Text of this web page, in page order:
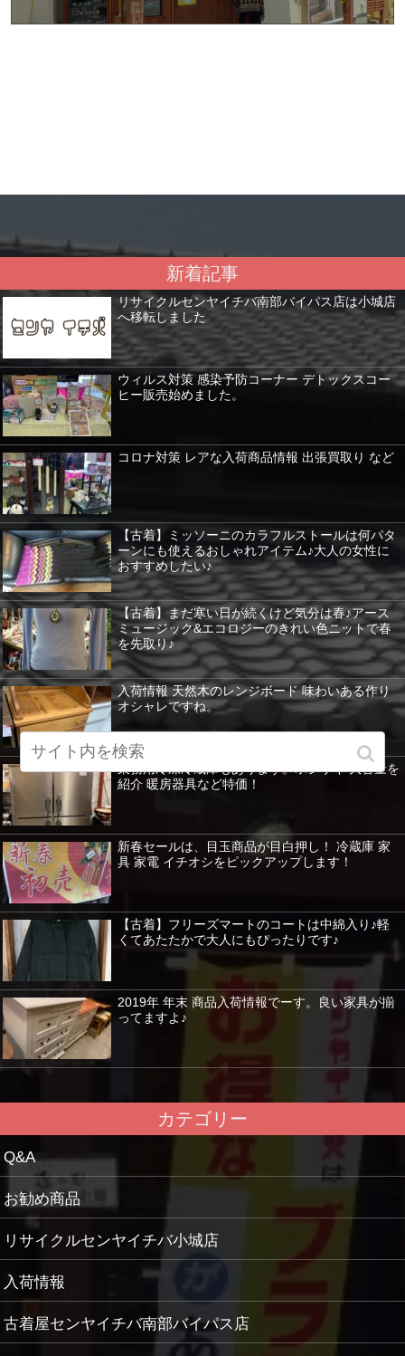
新着記事
リサイクルセンヤイチバ南部バイパス店は小城店
へ移転しました
ウィルス対策 感染予防コーナー デトックスコー
ヒー販売始めました。
コロナ対策 レアな入荷商品情報 出張買取り など
【古着】ミッソーニのカラフルストールは何パタ
ーンにも使えるおしゃれアイテム♪大人の女性に
おすすめしたい♪
【古着】まだ寒い日が続くけど気分は春♪アース
ミュージック&エコロジーのきれい色ニットで春
を先取り♪
入荷情報 天然木のレンジボード 味わいある作り
オシャレですね。
業務用冷凍冷蔵庫もあります。ホシザキ 大容量を
紹介 暖房器具など特価！
新春セールは、目玉商品が目白押し！ 冷蔵庫 家
具 家電 イチオシをピックアップします！
【古着】フリーズマートのコートは中綿入り♪軽
くてあたたかで大人にもぴったりです♪
2019年 年末 商品入荷情報でーす。良い家具が揃
ってますよ♪
カテゴリー
Q&A
お勧め商品
リサイクルセンヤイチバ小城店
入荷情報
古着屋センヤイチバ南部バイパス店